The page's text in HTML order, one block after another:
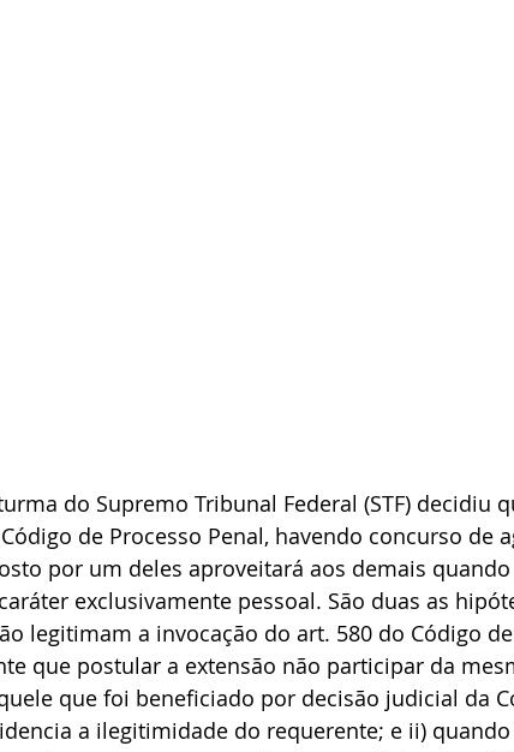
do Supremo Tribunal Federal (STF) decidiu
de Processo Penal, havendo concurso de
por um deles aproveitará aos demais
exclusivamente pessoal. São duas as
legitimam a invocação do art. 580 do Código
que postular a extensão não participar da
que foi beneficiado por decisão judicial da
a ilegitimidade do requerente; e ii)